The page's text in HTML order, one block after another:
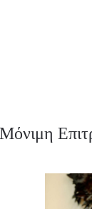
για τις